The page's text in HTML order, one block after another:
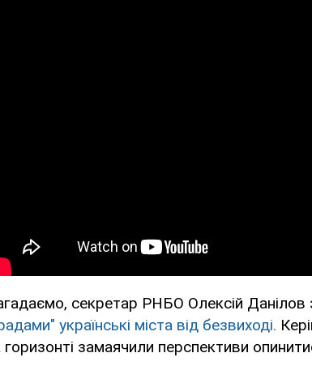
секретар РНБО Олексій Данілов
українські міста від безвиході.
горизонті замаячили перспективи